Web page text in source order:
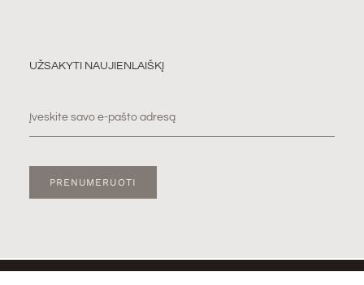
UŽSAKYTI NAUJIENLAIŠKĮ
PRENUMERUOTI